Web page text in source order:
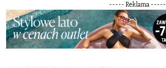
----- Reklama -----